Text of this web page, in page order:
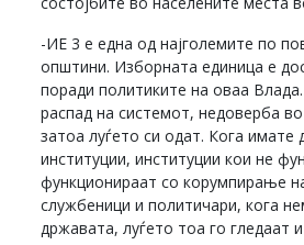
-ИЕ 3 е една од најголемите по
општини. Изборната единица е
поради политиките на оваа
распад на системот, недоверба
затоа луѓето си одат. Кога имате
институции, институции кои не
функционираат со корумпирање
службеници и политичари, кога
државата, луѓето тоа го гледаат